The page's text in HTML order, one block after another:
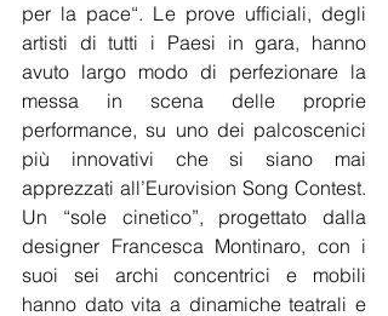
per la pace“. Le prove ufficiali, degli
artisti di tutti i Paesi in gara, hanno
avuto largo modo di perfezionare la
messa in scena delle proprie
performance, su uno dei palcoscenici
più innovativi che si siano mai
apprezzati all’Eurovision Song Contest.
Un “sole cinetico”, progettato dalla
designer Francesca Montinaro, con i
suoi sei archi concentrici e mobili
hanno dato vita a dinamiche teatrali e